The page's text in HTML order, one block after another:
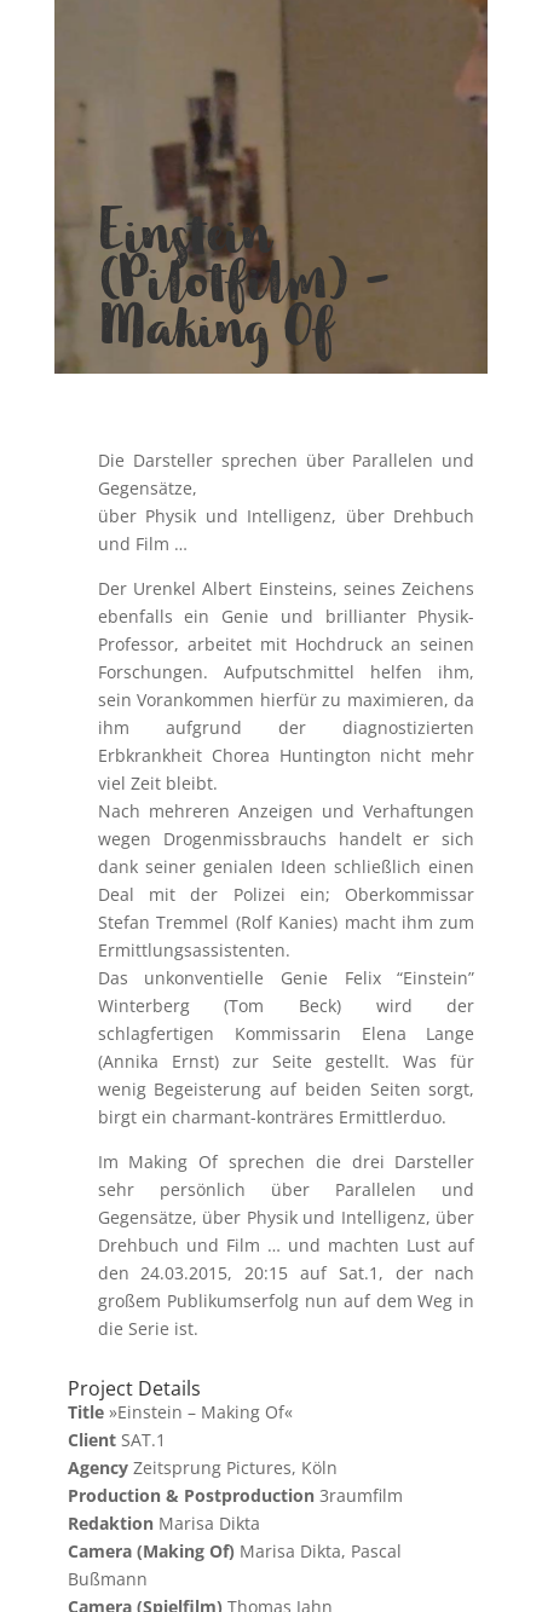
Einstein
(Pilotfilm) –
Making Of
Die Darsteller sprechen über Parallelen und
Gegensätze,
über Physik und Intelligenz, über Drehbuch
und Film …
Der Urenkel Albert Einsteins, seines Zeichens
ebenfalls ein Genie und brillianter Physik-
Professor, arbeitet mit Hochdruck an seinen
Forschungen. Aufputschmittel helfen ihm,
sein Vorankommen hierfür zu maximieren, da
ihm aufgrund der diagnostizierten
Erbkrankheit Chorea Huntington nicht mehr
viel Zeit bleibt.
Nach mehreren Anzeigen und Verhaftungen
wegen Drogenmissbrauchs handelt er sich
dank seiner genialen Ideen schließlich einen
Deal mit der Polizei ein; Oberkommissar
Stefan Tremmel (Rolf Kanies) macht ihm zum
Ermittlungsassistenten.
Das unkonventielle Genie Felix “Einstein”
Winterberg (Tom Beck) wird der
schlagfertigen Kommissarin Elena Lange
(Annika Ernst) zur Seite gestellt. Was für
wenig Begeisterung auf beiden Seiten sorgt,
birgt ein charmant-konträres Ermittlerduo.
Im Making Of sprechen die drei Darsteller
sehr persönlich über Parallelen und
Gegensätze, über Physik und Intelligenz, über
Drehbuch und Film … und machten Lust auf
den 24.03.2015, 20:15 auf Sat.1, der nach
großem Publikumserfolg nun auf dem Weg in
die Serie ist.
Project Details
Title »Einstein – Making Of«
Client SAT.1
Agency Zeitsprung Pictures, Köln
Production & Postproduction 3raumfilm
Redaktion Marisa Dikta
Camera (Making Of) Marisa Dikta, Pascal
Bußmann
Camera (Spielfilm) Thomas Jahn